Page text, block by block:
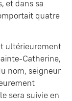
et dans sa
quatre
ultérieurement
Catherine,
nom, seigneur
sera suivie en